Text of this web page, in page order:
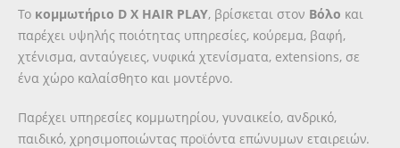
Το κομμωτήριο D X HAIR PLAY, βρίσκεται στον Βόλο και
παρέχει υψηλής ποιότητας υπηρεσίες, κούρεμα, βαφή,
χτένισμα, ανταύγειες, νυφικά χτενίσματα, extensions, σε
ένα χώρο καλαίσθητο και μοντέρνο.
Παρέχει υπηρεσίες κομμωτηρίου, γυναικείο, ανδρικό,
παιδικό, χρησιμοποιώντας προϊόντα επώνυμων εταιρειών.